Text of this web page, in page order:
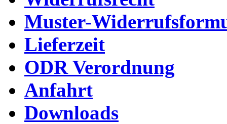
Muster-
Lieferzeit
ODR Verordnung
Anfahrt
Downloads